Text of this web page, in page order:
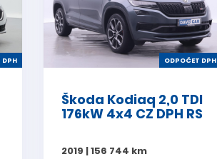
DPH ODPOČET DPH
Škoda Kodiaq 2,0 TDI
176kW 4x4 CZ DPH RS
2019 | 156 744 km